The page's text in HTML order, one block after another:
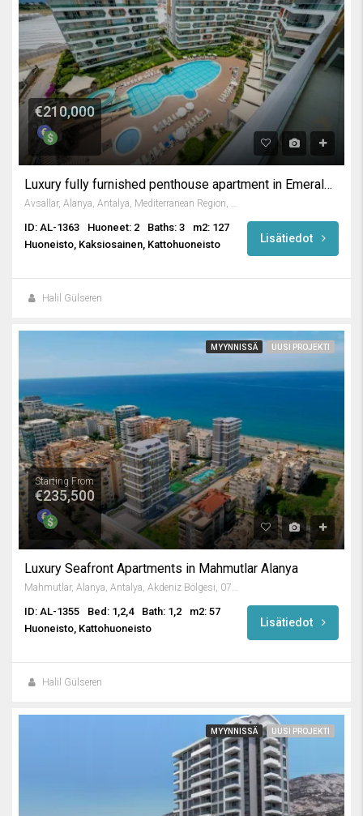
€210,000
Luxury fully furnished penthouse apartment in Emerald Park
Avsallar, Alanya, Antalya, Mediterranean Region, Turkey
ID: AL-1363 Huoneet: 2 Baths: 3
m2: 127
Huoneisto, Kaksiosainen, Kattohuoneisto
Lisätiedot
Halil Gülseren
MYYNNISSÄ UUSI PROJEKTI
Starting From
€235,500
Luxury Seafront Apartments in Mahmutlar Alanya
ID: AL-1355 Bed: 1,2,4 Bath: 1,2
m2: 57
Huoneisto, Kattohuoneisto
Lisätiedot
Halil Gülseren
MYYNNISSÄ UUSI PROJEKTI